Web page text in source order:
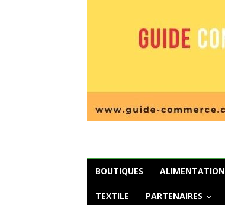
BOUTIQUES ALIMENTATION
TEXTILE PARTENAIRES